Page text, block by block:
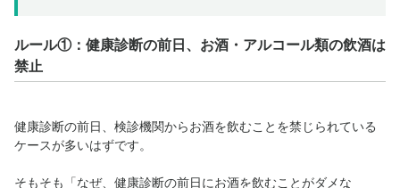
ルール①：健康診断の前日、お酒・アルコール類の飲酒は
禁止
健康診断の前日、検診機関からお酒を飲むことを禁じられている
ケースが多いはずです。
そもそも「なぜ、健康診断の前日にお酒を飲むことがダメな